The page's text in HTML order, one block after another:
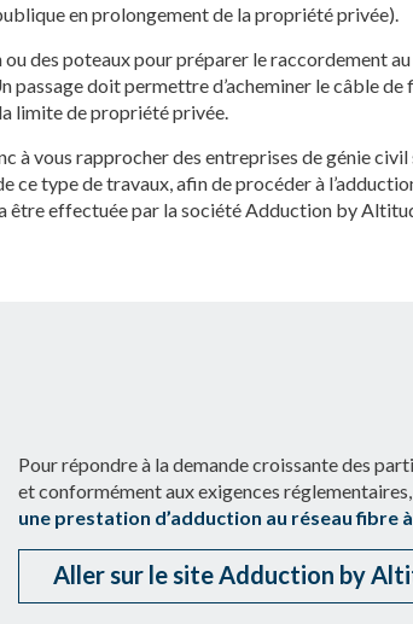
en prolongement de la propriété privée).
des poteaux pour préparer le raccordement
doit permettre d’acheminer le câble de
limite de propriété privée.
vous rapprocher des entreprises de génie civil
ce type de travaux, afin de procéder à
effectuée par la société Adduction by
Pour répondre à la demande croissante des
et conformément aux exigences réglementaires,
une prestation d’adduction au réseau fibre
Aller sur le site Adduction by